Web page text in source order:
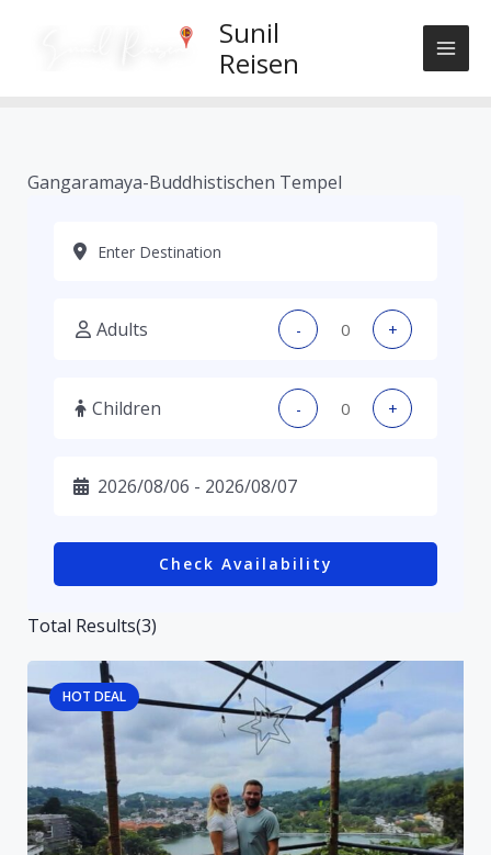
Sunil
Reisen
Gangaramaya-Buddhistischen Tempel
Total Results(3)
HOT DEAL
Adults - +
Children - +
Check Availability